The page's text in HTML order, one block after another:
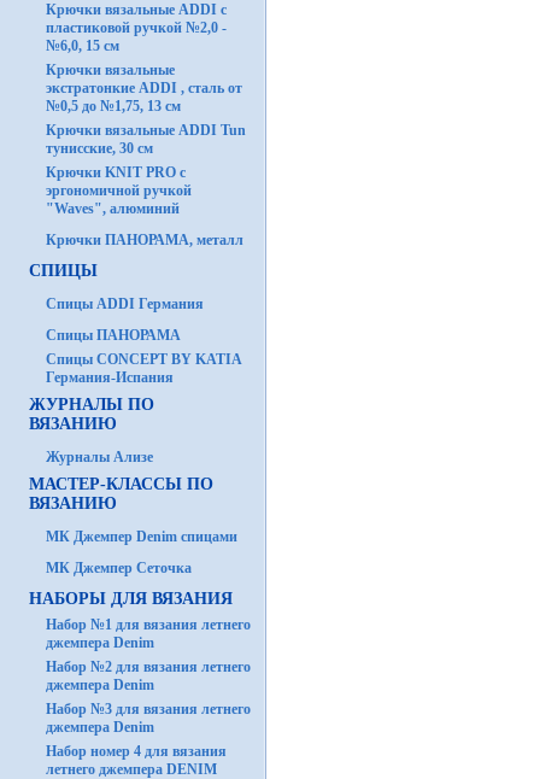
Крючки вязальные ADDI с
пластиковой ручкой №2,0 -
№6,0, 15 см
Крючки вязальные
экстратонкие ADDI , сталь от
№0,5 до №1,75, 13 см
Крючки вязальные ADDI Tun
тунисские, 30 см
Крючки KNIT PRO с
эргономичной ручкой
"Waves", алюминий
Крючки ПАНОРАМА, металл
СПИЦЫ
Спицы ADDI Германия
Спицы ПАНОРАМА
Спицы CONCEPT BY KATIA
Германия-Испания
ЖУРНАЛЫ ПО
ВЯЗАНИЮ
Журналы Ализе
МАСТЕР-КЛАССЫ ПО
ВЯЗАНИЮ
МК Джемпер Denim спицами
МК Джемпер Сеточка
НАБОРЫ ДЛЯ ВЯЗАНИЯ
Набор №1 для вязания летнего
джемпера Denim
Набор №2 для вязания летнего
джемпера Denim
Набор №3 для вязания летнего
джемпера Denim
Набор номер 4 для вязания
летнего джемпера DENIM